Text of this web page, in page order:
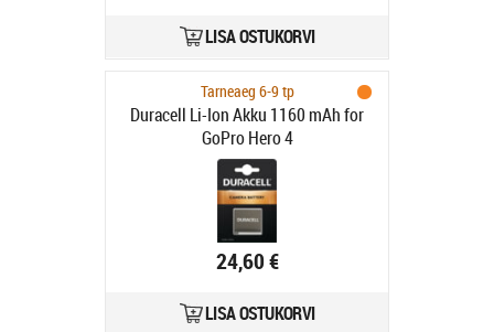
LISA OSTUKORVI
Tarneaeg 6-9 tp
Duracell Li-Ion Akku 1160 mAh for
GoPro Hero 4
24,60 €
LISA OSTUKORVI